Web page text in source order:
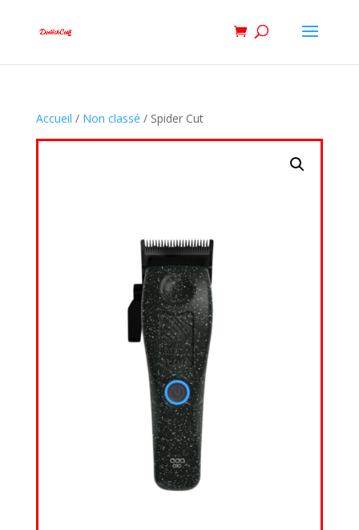
Accueil / Non classé / Spider Cut